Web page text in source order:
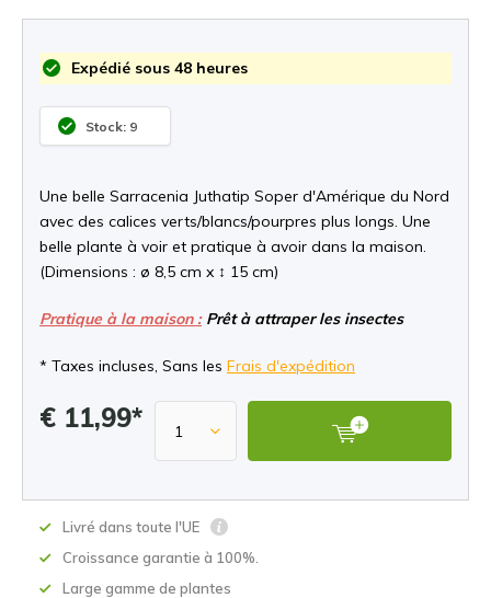
Expédié sous 48 heures
Stock: 9
Une belle Sarracenia Juthatip Soper d'Amérique du Nord
avec des calices verts/blancs/pourpres plus longs. Une
belle plante à voir et pratique à avoir dans la maison.
(Dimensions : ø 8,5 cm x ↕ 15 cm)
Pratique à la maison :Prêt à attraper les insectes
* Taxes incluses, Sans les Frais d'expédition
€ 11,99*
Livré dans toute l'UE
Croissance garantie à 100%.
Large gamme de plantes